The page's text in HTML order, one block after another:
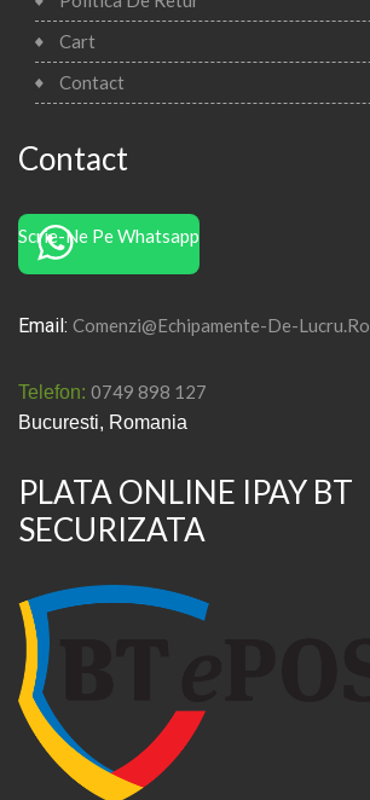
Cart
Contact
Contact
Scrie-Ne Pe Whatsapp
Email: Comenzi@echipamente-De-Lucru.ro
Telefon: 0749 898 127
Bucuresti, Romania
PLATA ONLINE IPAY BT
SECURIZATA